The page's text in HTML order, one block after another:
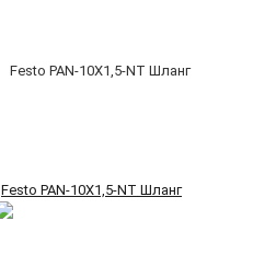
Festo PAN-10X1,5-NT Шланг